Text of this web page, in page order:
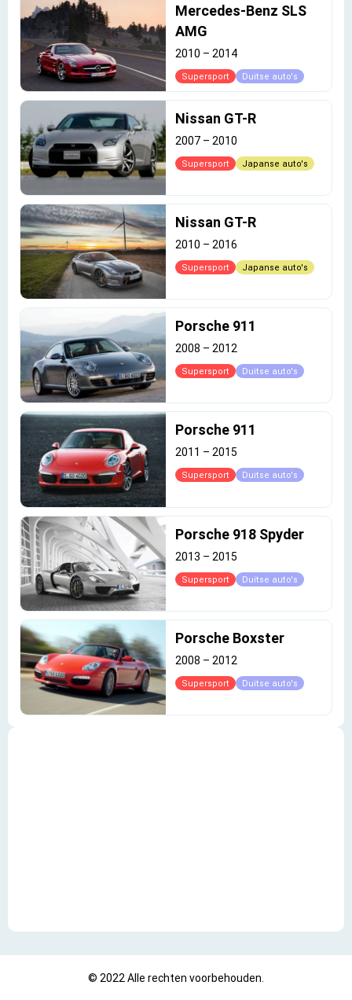
Mercedes-Benz SLS
AMG
2010 – 2014
Supersport Duitse auto's
Nissan GT-R
2007 – 2010
Supersport Japanse auto's
Nissan GT-R
2010 – 2016
Supersport Japanse auto's
Porsche 911
2008 – 2012
Supersport Duitse auto's
Porsche 911
2011 – 2015
Supersport Duitse auto's
Porsche 918 Spyder
2013 – 2015
Supersport Duitse auto's
Porsche Boxster
2008 – 2012
Supersport Duitse auto's
© 2022 Alle rechten voorbehouden.